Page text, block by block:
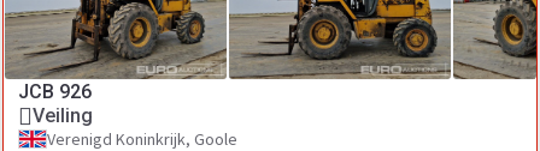
JCB 926
Veiling
Verenigd Koninkrijk, Goole